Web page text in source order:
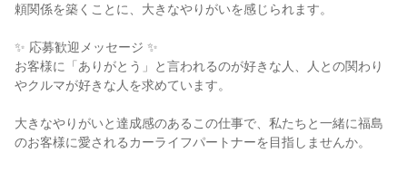
頼関係を築くことに、大きなやりがいを感じられます。
✨ 応募歓迎メッセージ ✨
お客様に「ありがとう」と言われるのが好きな人、人との関わり
やクルマが好きな人を求めています。
大きなやりがいと達成感のあるこの仕事で、私たちと一緒に福島
のお客様に愛されるカーライフパートナーを目指しませんか。